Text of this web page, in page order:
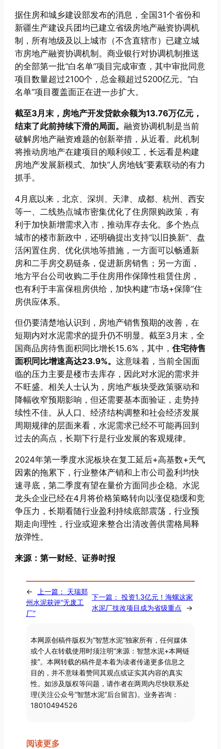
据住房和城乡建设部发布的消息，全国31个省份和
新疆生产建设兵团均已建立省级房地产融资协调机
制，所有地级及以上城市（不含直辖市）已建立城
市房地产融资协调机制。商业银行对协调机制推送
的全部第一批“白名单”项目完成审查，其中审批同意
项目数量超过2100个，总金额超过5200亿元。“白
名单”项目覆盖面正在进一步扩大。
截至3月末，房地产开发贷款余额为13.76万亿元，
结束了此前持续下滑的局面。融资协调机制是当前
破解房地产融资难题的创新举措，从近看。此机制
将推动房地产在建项目的顺利竣工，长远看是构建
房地产发展新模式、加快“人房地钱”要素联动的有力
抓手。
4月底以来，北京、深圳、天津、成都、杭州、西安
等一、二线热点城市密集优化了住房限购政策，有
利于加快新增需求入市，推动库存去化。多个热点
城市的楼市新政中，还明确提出支持“以旧换新”、盘
活闲置住房、优化供地等措施，一方面可以畅通新
房和二手房交易链条，促进新房销售；另一方面，
地方平台公司收购二手住房用作保障性租赁住房，
也有利于丰富保租房供给，加快构建“市场+保障”住
房供应体系。
但仍要清楚地认识到，房地产销售预期的改善，在
短期内对水泥需求的提升仍不明显。截至3月末，全
国商品房待售面积同比增长15.6%，其中，住宅待售
面积同比增速高达23.9%。这意味着，当前全国面
临的压力主要是楼市去库存，因此对水泥的需求并
不旺盛。相关人士认为，房地产板块受政策驱动和
降幅收窄预期影响，但还需要基本面验证，走势持
续性不佳。从人口、经济结构调整和社会经济发展
周期规律的层面来看，水泥需求已经不可能再回到
过去的高点，长期下行是行业发展的客观规律。
2024年第一季度水泥板块在复工延后+高基数+天气
因素的拖累下，行业整体产销和上市公司盈利均快
速寻底，第二季度有望在量价方面同步企稳。水泥
龙头企业已经在4月将价格策略转向以涨促稳缓和竞
争压力，长期看随行业盈利持续底部震荡，行业预
期走向理性，行业或迎来整合出清改善供需格局释
放弹性。
来源：第一财经、证券时报
← 上一篇： 天瑞郑
州水泥获评“无废工
厂”
下一篇： 投资1.3亿元！海螺这家
水泥厂技改项目成为省级重点
→
本网原创稿件版权为“智慧水泥”独家所有，任何媒体
或个人在转载使用时须注明“来源：智慧水泥+本网链
接”。本网转载的稿件是本着为读者传递更多信息之
目的，并不意味着赞同其观点或证实其内容的真实
性。如涉及版权等问题，请作者在两周内尽快联系处
理(关注公众号“智慧水泥”后台留言)。业务咨询：
18010494526
阅读更多